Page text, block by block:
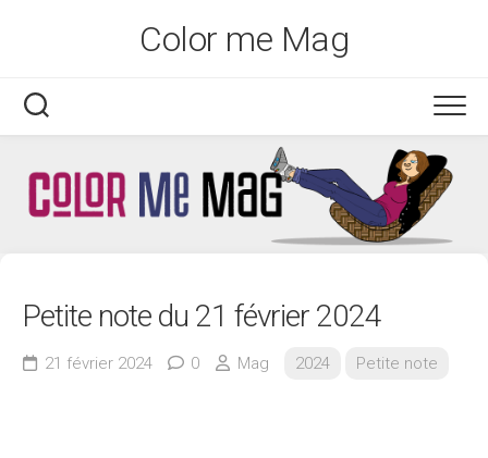
Color me Mag
Petite note du 21 février 2024
21 février 2024 0 Mag 2024 Petite note